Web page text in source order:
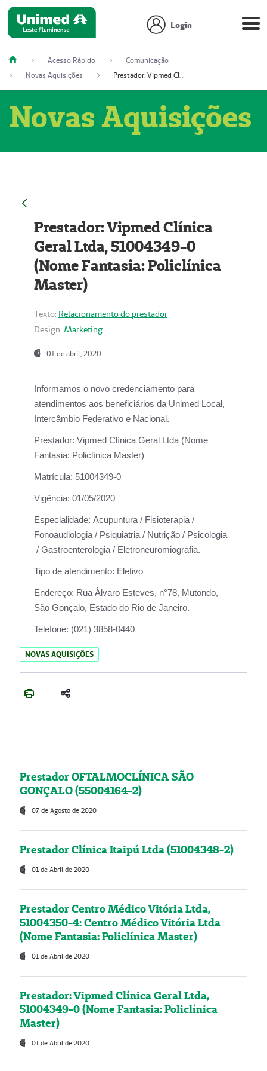
Login
Acesso Rápido
Comunicação
Novas Aquisições
Prestador: Vipmed Clínica Geral Ltda, 51004349-0 (Nome Fantasia: Policlínica Master)
Novas Aquisições
Prestador: Vipmed Clínica
Geral Ltda, 51004349-0
(Nome Fantasia: Policlínica
Master)
Texto: Relacionamento do prestador
Design: Marketing
01 de abril, 2020
Informamos o novo credenciamento para
atendimentos aos beneficiários da Unimed Local,
Intercâmbio Federativo e Nacional.
Prestador: Vipmed Clínica Geral Ltda (Nome
Fantasia: Policlínica Master)
Matrícula: 51004349-0
Vigência: 01/05/2020
Especialidade: Acupuntura / Fisioterapia /
Fonoaudiologia / Psiquiatria / Nutrição / Psicologia
/ Gastroenterologia / Eletroneuromiografia.
Tipo de atendimento: Eletivo
Endereço: Rua Àlvaro Esteves, n°78, Mutondo,
São Gonçalo, Estado do Rio de Janeiro.
Telefone: (021) 3858-0440
NOVAS AQUISIÇÕES
Prestador OFTALMOCLÍNICA SÃO
GONÇALO (55004164-2)
07 de Agosto de 2020
Prestador Clínica Itaipú Ltda (51004348-2)
01 de Abril de 2020
Prestador Centro Médico Vitória Ltda,
51004350-4: Centro Médico Vitória Ltda
(Nome Fantasia: Policlínica Master)
01 de Abril de 2020
Prestador: Vipmed Clínica Geral Ltda,
51004349-0 (Nome Fantasia: Policlínica
Master)
01 de Abril de 2020